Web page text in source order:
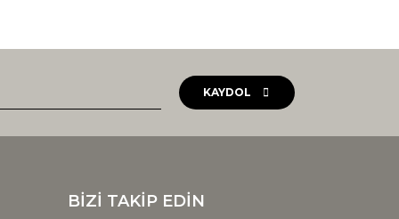
KAYDOL
BİZİ TAKİP EDİN